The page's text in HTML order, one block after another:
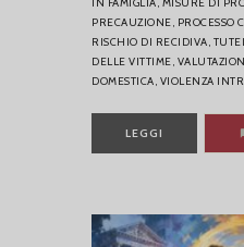
PRECAUZIONE, PROCESSO
RISCHIO DI RECIDIVA,
DELLE VITTIME,
DOMESTICA, VIOLENZA
LEGGI